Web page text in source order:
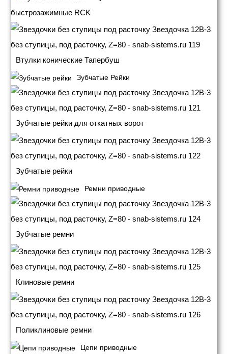
быстрозажимные RCK
Втулки конические Тапербуш
Зубчатые Рейки
Зубчатые рейки для откатных ворот
Зубчатые рейки
Ремни приводные
Зубчатые ремни
Клиновые ремни
Поликлиновые ремни
Цепи приводные